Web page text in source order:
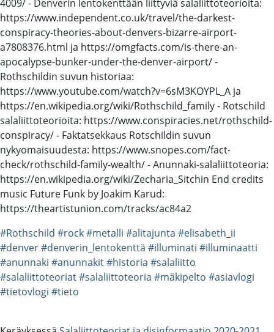
4009/ - Denverin lentokenttään liittyviä salaliittoteorioita:
https://www.independent.co.uk/travel/the-darkest-
conspiracy-theories-about-denvers-bizarre-airport-
a7808376.html ja https://omgfacts.com/is-there-an-
apocalypse-bunker-under-the-denver-airport/ -
Rothschildin suvun historiaa:
https://www.youtube.com/watch?v=6sM3KOYPL_A ja
https://en.wikipedia.org/wiki/Rothschild_family - Rotschild
salaliittoteorioita: https://www.conspiracies.net/rothschild-
conspiracy/ - Faktatsekkaus Rotschildin suvun
nykyomaisuudesta: https://www.snopes.com/fact-
check/rothschild-family-wealth/ - Anunnaki-salaliittoteoria:
https://en.wikipedia.org/wiki/Zecharia_Sitchin End credits
music Future Funk by Joakim Karud:
https://theartistunion.com/tracks/ac84a2
#Rothschild #rock#metalli #alitajunta #elisabeth_ii
#denver#denverin_lentokenttä #illuminati #illuminaatti
#anunnaki #anunnakit#historia #salaliitto
#salaliittoteoriat#salaliittoteoria #mäkipelto #asiavlogi
#tietovlogi #tieto